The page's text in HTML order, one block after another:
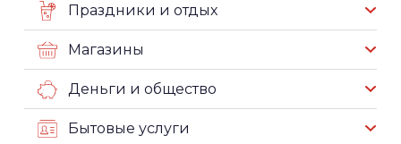
Праздники и отдых
Магазины
Деньги и общество
Бытовые услуги